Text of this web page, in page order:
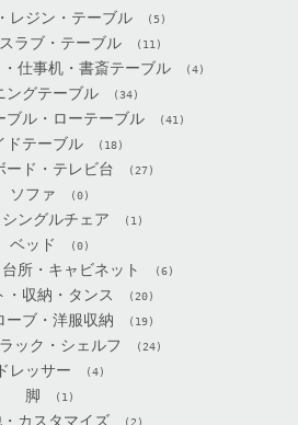
レジン・テーブル (5)
ラブ・テーブル (11)
仕事机・書斎テーブル (4)
ングテーブル (34)
ブル・ローテーブル (41)
ドテーブル (18)
ード・テレビ台 (27)
ソファ (0)
ングルチェア (1)
ベッド (0)
所・キャビネット (6)
・収納・タンス (20)
ーブ・洋服収納 (19)
ック・シェルフ (24)
ドレッサー (4)
脚 (1)
カスタマイズ (2)